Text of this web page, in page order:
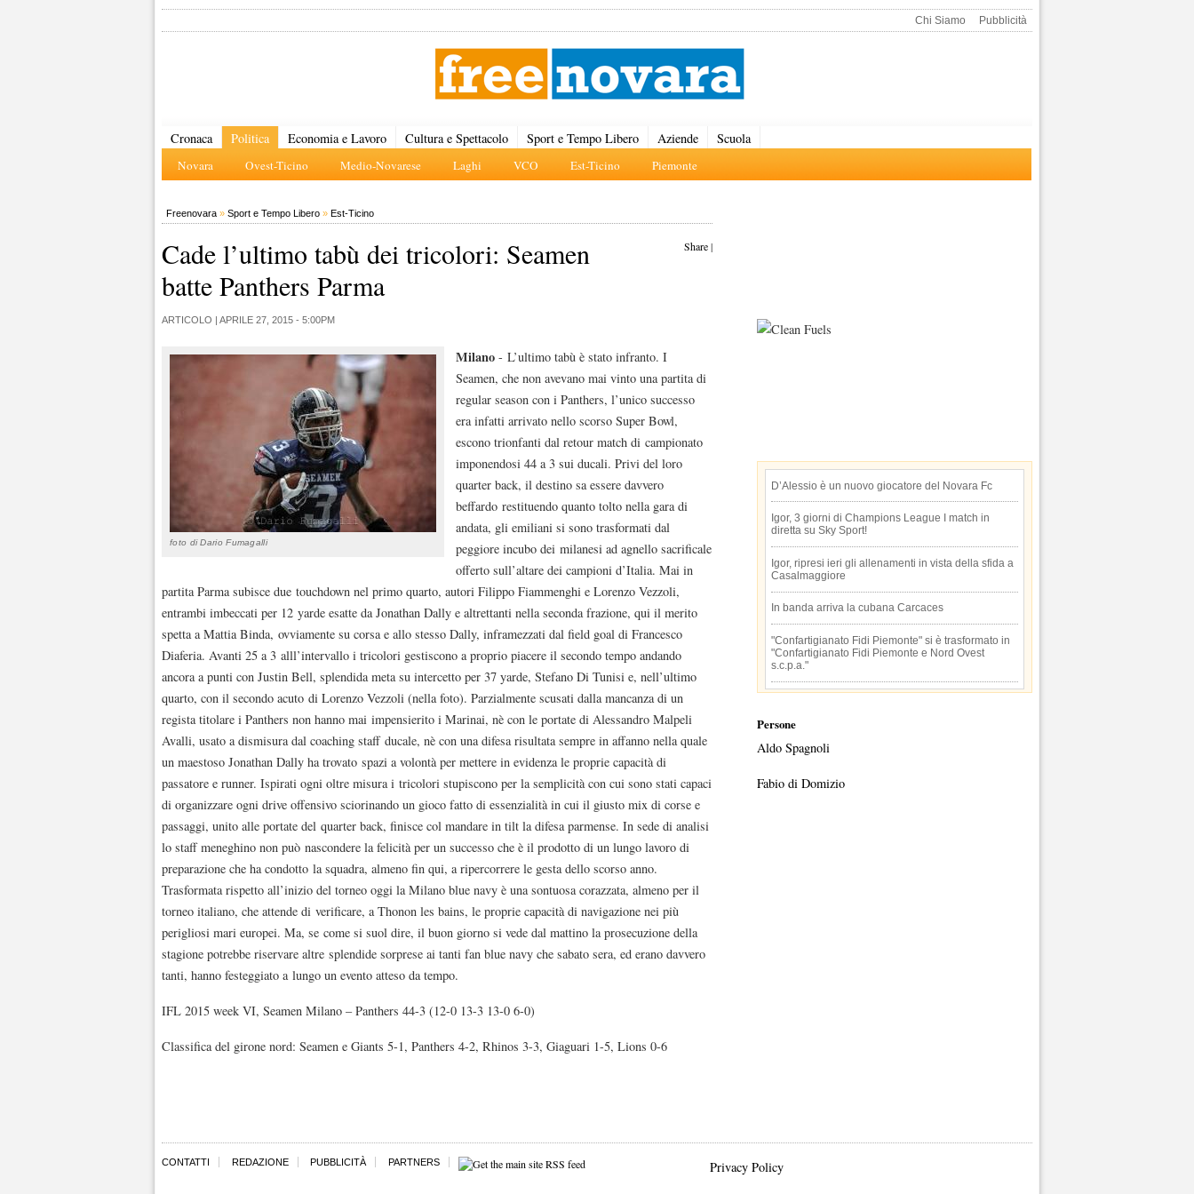
Chi Siamo Pubblicità
Cronaca Politica
Novara Ovest-Ticino Medio-Novarese Laghi VCO Est-Ticino Piemonte
Economia e Lavoro Cultura e Spettacolo Sport e Tempo Libero Aziende Scuola
Freenovara » Sport e Tempo Libero » Est-Ticino
Share|
Cade l’ultimo tabù dei tricolori: Seamen
batte Panthers Parma
ARTICOLO | APRILE 27, 2015 - 5:00PM
foto di Dario Fumagalli
Milano - L’ultimo tabù è stato infranto. I
Seamen, che non avevano mai vinto una partita di
regular season con i Panthers, l’unico successo
era infatti arrivato nello scorso Super Bowl,
escono trionfanti dal retour match di campionato
imponendosi 44 a 3 sui ducali. Privi del loro
quarter back, il destino sa essere davvero
beffardo restituendo quanto tolto nella gara di
andata, gli emiliani si sono trasformati dal
peggiore incubo dei milanesi ad agnello sacrificale
offerto sull’altare dei campioni d’Italia. Mai in
partita Parma subisce due touchdown nel primo quarto, autori Filippo Fiammenghi e Lorenzo Vezzoli,
entrambi imbeccati per 12 yarde esatte da Jonathan Dally e altrettanti nella seconda frazione, qui il merito
spetta a Mattia Binda, ovviamente su corsa e allo stesso Dally, inframezzati dal field goal di Francesco
Diaferia. Avanti 25 a 3 alll’intervallo i tricolori gestiscono a proprio piacere il secondo tempo andando
ancora a punti con Justin Bell, splendida meta su intercetto per 37 yarde, Stefano Di Tunisi e, nell’ultimo
quarto, con il secondo acuto di Lorenzo Vezzoli (nella foto). Parzialmente scusati dalla mancanza di un
regista titolare i Panthers non hanno mai impensierito i Marinai, nè con le portate di Alessandro Malpeli
Avalli, usato a dismisura dal coaching staff ducale, nè con una difesa risultata sempre in affanno nella quale
un maestoso Jonathan Dally ha trovato spazi a volontà per mettere in evidenza le proprie capacità di
passatore e runner. Ispirati ogni oltre misura i tricolori stupiscono per la semplicità con cui sono stati capaci
di organizzare ogni drive offensivo sciorinando un gioco fatto di essenzialità in cui il giusto mix di corse e
passaggi, unito alle portate del quarter back, finisce col mandare in tilt la difesa parmense. In sede di analisi
lo staff meneghino non può nascondere la felicità per un successo che è il prodotto di un lungo lavoro di
preparazione che ha condotto la squadra, almeno fin qui, a ripercorrere le gesta dello scorso anno.
Trasformata rispetto all’inizio del torneo oggi la Milano blue navy è una sontuosa corazzata, almeno per il
torneo italiano, che attende di verificare, a Thonon les bains, le proprie capacità di navigazione nei più
perigliosi mari europei. Ma, se come si suol dire, il buon giorno si vede dal mattino la prosecuzione della
stagione potrebbe riservare altre splendide sorprese ai tanti fan blue navy che sabato sera, ed erano davvero
tanti, hanno festeggiato a lungo un evento atteso da tempo.
IFL 2015 week VI, Seamen Milano – Panthers 44-3 (12-0 13-3 13-0 6-0)
Classifica del girone nord: Seamen e Giants 5-1, Panthers 4-2, Rhinos 3-3, Giaguari 1-5, Lions 0-6
D’Alessio è un nuovo giocatore del Novara Fc
Igor, 3 giorni di Champions League I match in
diretta su Sky Sport!
Igor, ripresi ieri gli allenamenti in vista della sfida a
Casalmaggiore
In banda arriva la cubana Carcaces
"Confartigianato Fidi Piemonte" si è trasformato in
"Confartigianato Fidi Piemonte e Nord Ovest
s.c.p.a."
Persone
Aldo Spagnoli
Fabio di Domizio
Privacy Policy
CONTATTI REDAZIONE PUBBLICITÀ PARTNERS